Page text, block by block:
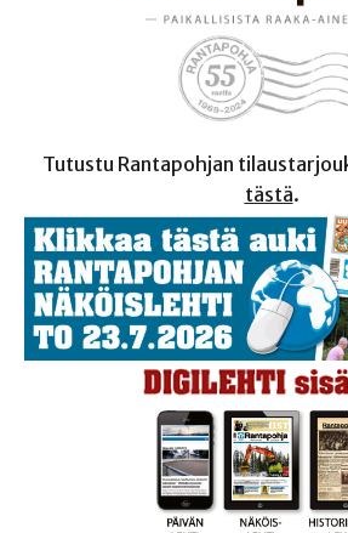
Tutustu Rantapohjan
tästä.